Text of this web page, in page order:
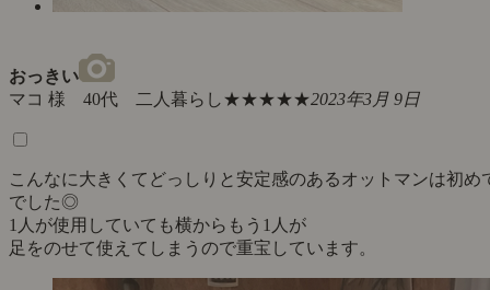
おっきい
マコ 様 40代 二人暮らし★★★★★2023年3月 9日
こんなに大きくてどっしりと安定感のあるオットマンは初め
でした◎
1人が使用していても横からもう1人が
足をのせて使えてしまうので重宝しています。